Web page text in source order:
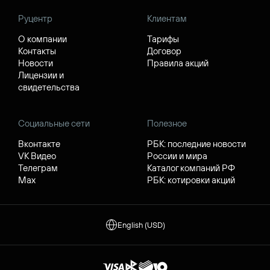
Руцентр
О компании
Контакты
Новости
Лицензии и
свидетельства
Клиентам
Тарифы
Договор
Правила акций
Социальные сети
Вконтакте
VK Видео
Телеграм
Max
Полезное
РБК: последние новости
России и мира
Каталог компаний РФ
РБК: котировки акций
English (USD)